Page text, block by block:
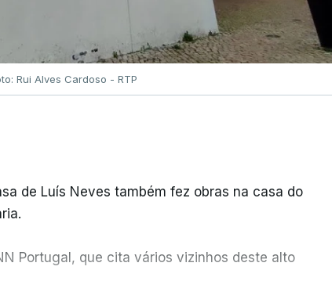
Rui Alves Cardoso - RTP
de Luís Neves também fez obras na casa do
Portugal, que cita vários vizinhos deste alto